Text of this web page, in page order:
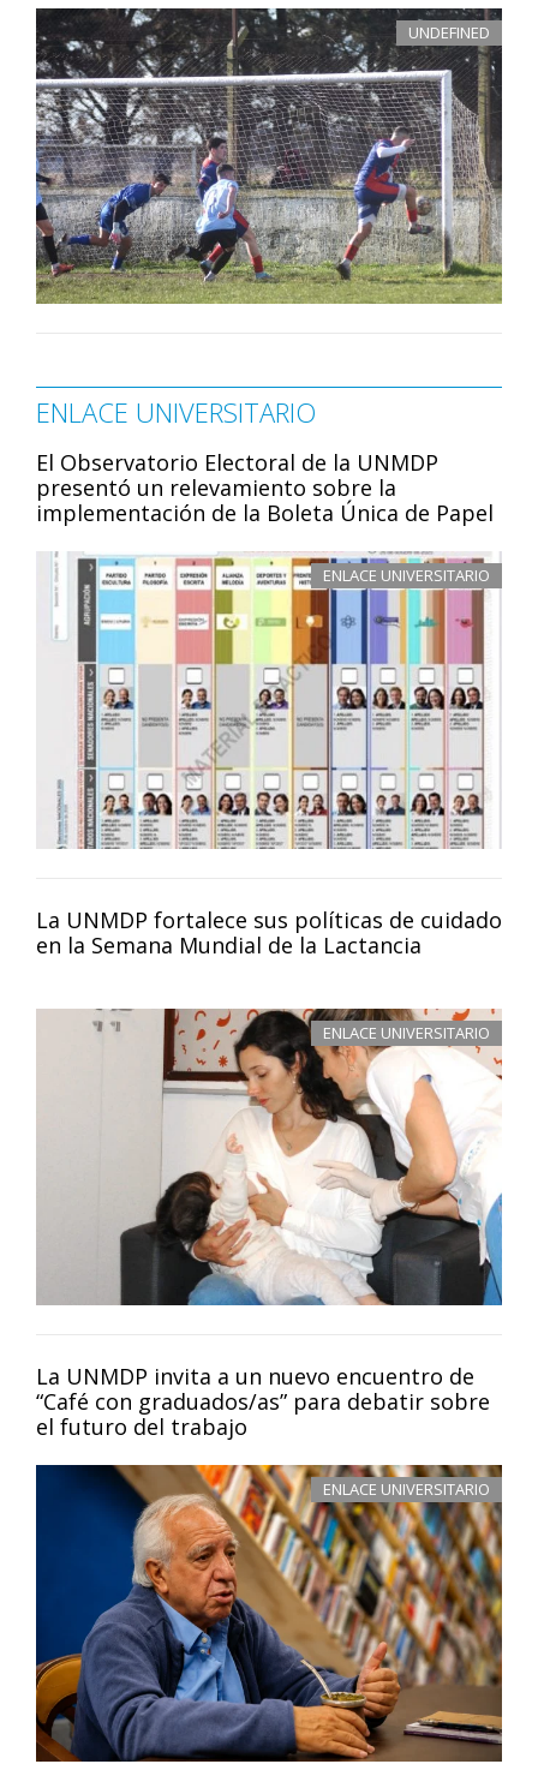
UNDEFINED
ENLACE UNIVERSITARIO
El Observatorio Electoral de la UNMDP
presentó un relevamiento sobre la
implementación de la Boleta Única de Papel
ENLACE UNIVERSITARIO
La UNMDP fortalece sus políticas de cuidado
en la Semana Mundial de la Lactancia
ENLACE UNIVERSITARIO
La UNMDP invita a un nuevo encuentro de
“Café con graduados/as” para debatir sobre
el futuro del trabajo
ENLACE UNIVERSITARIO